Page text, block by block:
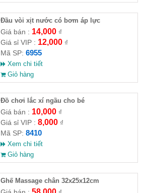
Đầu vòi xịt nước có bơm áp lực
Giá bán : 14,000₫
Giá sỉ VIP : 12,000₫
Mã SP: 6955
Xem chi tiết
Giỏ hàng
Đồ chơi lắc xí ngầu cho bé
Giá bán : 10,000₫
Giá sỉ VIP : 8,000₫
Mã SP: 8410
Xem chi tiết
Giỏ hàng
Ghế Massage chân 32x25x12cm